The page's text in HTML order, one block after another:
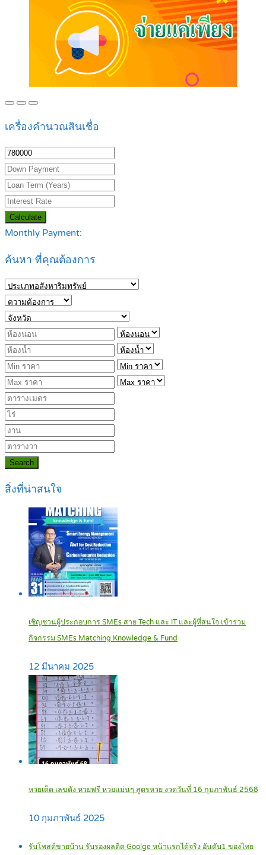
เครื่องคำนวณสินเชื่อ
Calculate
Monthly Payment:
ค้นหา ที่คุณต้องการ
Search
สิ่งที่น่าสนใจ
เชิญชวนผู้ประกอบการ SMEs สาย Tech และ IT และผู้ที่สนใจ เข้าร่วม
กิจกรรม SMEs Matching Knowledge & Fund
12 มีนาคม 2025
หวยเด็ด เลขดัง หวยฟรี หวยแม่นๆ สูตรหวย งวดวันที่ 16 กุมภาพันธ์ 2568
10 กุมภาพันธ์ 2025
รับโพสต์ขายบ้าน รับรองผลติด Goolge หน้าแรกได้จริง อันดับ1 ของไทย